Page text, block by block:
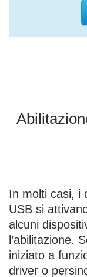
In molti casi, i
USB si
alcuni
l’abilitazione.
iniziato a
driver o